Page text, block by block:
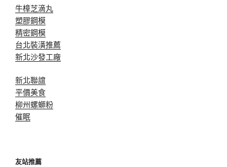
牛樟芝滴丸
塑膠鋼模
精密鋼模
台北裝潢推薦
新北沙發工廠
新北聯誼
平價美食
柳州螺螄粉
催眠
友站推薦